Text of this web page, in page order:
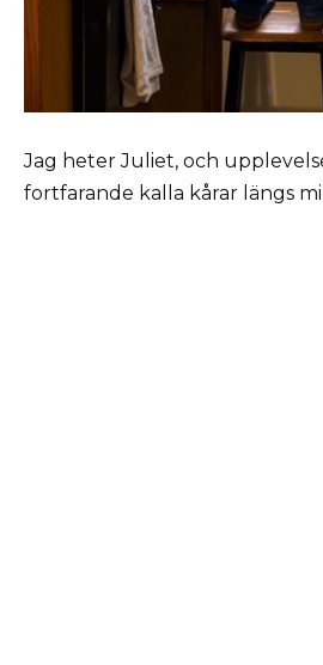
Jag heter Juliet, och
fortfarande kalla kårar längs